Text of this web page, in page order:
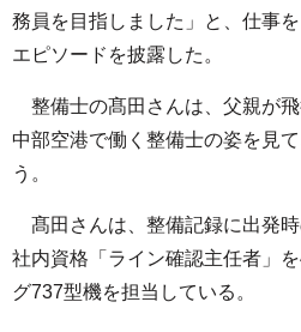
務員を目指しました」と、仕事
エピソードを披露した。
整備士の髙田さんは、父親が飛
中部空港で働く整備士の姿を見
う。
髙田さんは、整備記録に出発
社内資格「ライン確認主任者」
グ737型機を担当している。